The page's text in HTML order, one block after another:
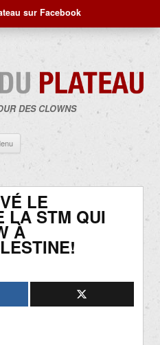
sur Facebook
DES CLOWNS
contenu
LE
LA STM QUI
À